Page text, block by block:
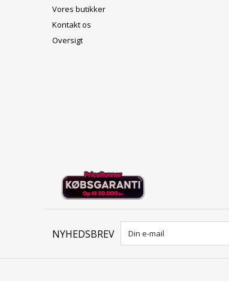
Vores butikker
Kontakt os
Oversigt
NYHEDSBREV